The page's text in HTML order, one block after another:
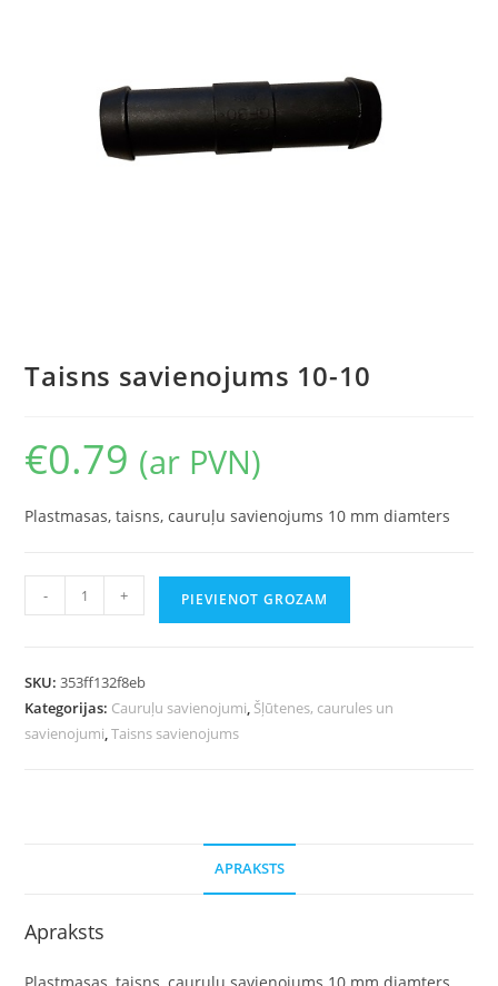
Taisns savienojums 10-10
€0.79 (ar PVN)
Plastmasas, taisns, cauruļu savienojums 10 mm diamters
- + PIEVIENOT GROZAM
SKU:353ff132f8eb
Kategorijas: Cauruļu savienojumi, Šļūtenes, caurules un
savienojumi,Taisns savienojums
APRAKSTS
Apraksts